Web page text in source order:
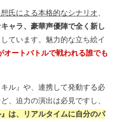
氏による本格的なシナリオ、
ャラ、豪華声優陣で全く新し
ています。魅力的な立ち絵イ
オートバトルで戦われる誰でも
ル』や、連携して発動する必
、迫力の演出は必見ですし、
は、リアルタイムに自分のパ